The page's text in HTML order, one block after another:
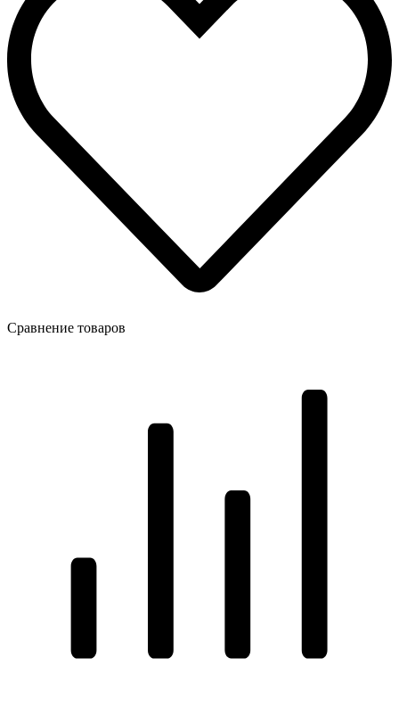
Сравнение товаров